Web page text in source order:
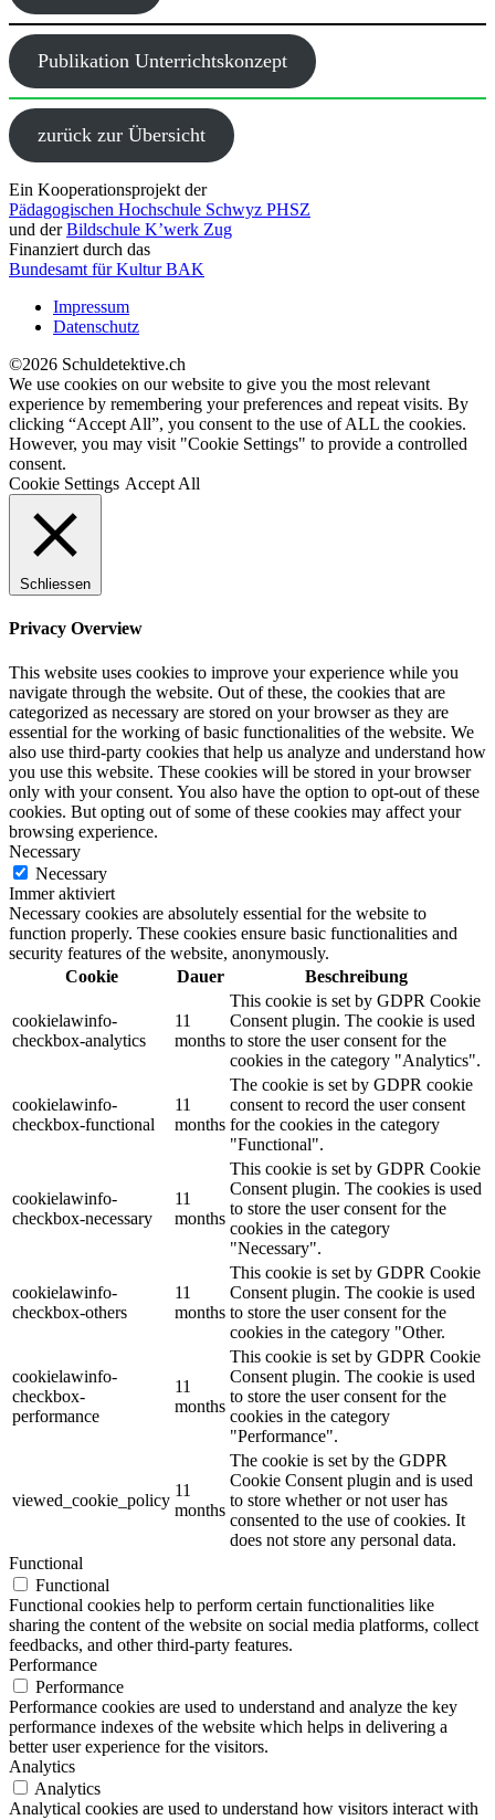
Publikation Unterrichtskonzept
zurück zur Übersicht
Ein Kooperationsprojekt der
Pädagogischen Hochschule Schwyz PHSZ
und derBildschule K’werk Zug
Finanziert durch das
Bundesamt für Kultur BAK
Impressum
Datenschutz
©2026 Schuldetektive.ch
We use cookies on our website to give you the most relevant
experience by remembering your preferences and repeat visits. By
clicking “Accept All”, you consent to the use of ALL the cookies.
However, you may visit "Cookie Settings" to provide a controlled
consent.
Cookie Settings Accept All
Schliessen
Privacy Overview
This website uses cookies to improve your experience while you
navigate through the website. Out of these, the cookies that are
categorized as necessary are stored on your browser as they are
essential for the working of basic functionalities of the website. We
also use third-party cookies that help us analyze and understand how
you use this website. These cookies will be stored in your browser
only with your consent. You also have the option to opt-out of these
cookies. But opting out of some of these cookies may affect your
browsing experience.
Necessary
Necessary
Immer aktiviert
Necessary cookies are absolutely essential for the website to
function properly. These cookies ensure basic functionalities and
security features of the website, anonymously.
Cookie
Dauer Beschreibung
cookielawinfo-
checkbox-analytics
11
months
This cookie is set by GDPR Cookie
Consent plugin. The cookie is used
to store the user consent for the
cookies in the category "Analytics".
cookielawinfo-
checkbox-functional
11
months
The cookie is set by GDPR cookie
consent to record the user consent
for the cookies in the category
"Functional".
cookielawinfo-
checkbox-necessary
11
months
This cookie is set by GDPR Cookie
Consent plugin. The cookies is used
to store the user consent for the
cookies in the category
"Necessary".
cookielawinfo-
checkbox-others
11
months
This cookie is set by GDPR Cookie
Consent plugin. The cookie is used
to store the user consent for the
cookies in the category "Other.
cookielawinfo-
checkbox-
performance
11
months
This cookie is set by GDPR Cookie
Consent plugin. The cookie is used
to store the user consent for the
cookies in the category
"Performance".
viewed_cookie_policy
11
months
The cookie is set by the GDPR
Cookie Consent plugin and is used
to store whether or not user has
consented to the use of cookies. It
does not store any personal data.
Functional
Functional
Functional cookies help to perform certain functionalities like
sharing the content of the website on social media platforms, collect
feedbacks, and other third-party features.
Performance
Performance
Performance cookies are used to understand and analyze the key
performance indexes of the website which helps in delivering a
better user experience for the visitors.
Analytics
Analytics
Analytical cookies are used to understand how visitors interact with